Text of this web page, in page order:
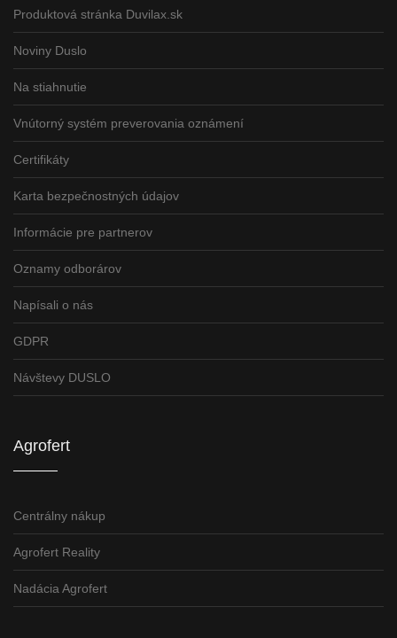
Produktová stránka Duvilax.sk
Noviny Duslo
Na stiahnutie
Vnútorný systém preverovania oznámení
Certifikáty
Karta bezpečnostných údajov
Informácie pre partnerov
Oznamy odborárov
Napísali o nás
GDPR
Návštevy DUSLO
Agrofert
Centrálny nákup
Agrofert Reality
Nadácia Agrofert